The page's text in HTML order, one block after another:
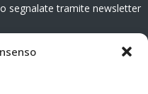
segnalate tramite newsletter